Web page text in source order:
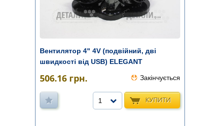
Вентилятор 4" 4V (подвійний, дві
швидкості від USB) ELEGANT
506.16 грн. Закінчується
КУПИТИ
1